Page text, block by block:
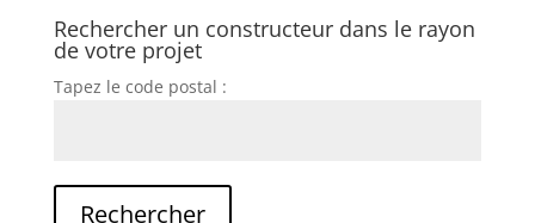
Rechercher un constructeur dans le rayon
de votre projet
Tapez le code postal :